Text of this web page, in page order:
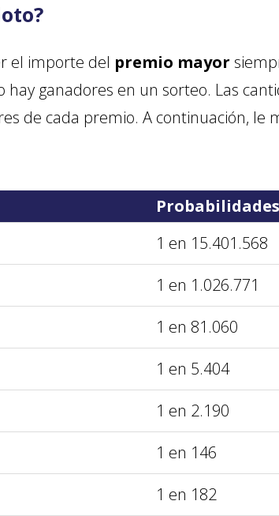
el importe del premio mayor
ganadores en un sorteo. Las
de cada premio. A continuación, le
Probabilidades
1 en 15.401.568
1 en 1.026.771
1 en 81.060
1 en 5.404
1 en 2.190
1 en 146
1 en 182